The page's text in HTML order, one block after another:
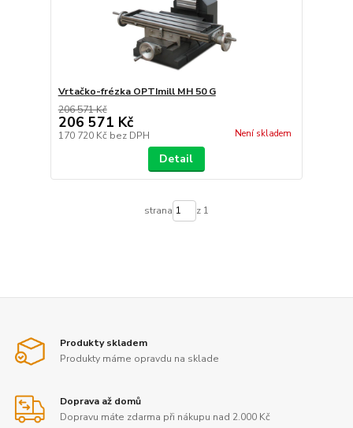
Vrtačko-frézka OPTImill MH 50 G
206 571 Kč
206 571 Kč
170 720 Kč bez DPH Není skladem
Detail
strana z 1
Produkty skladem
Produkty máme opravdu na sklade
Doprava až domů
Dopravu máte zdarma při nákupu nad 2.000 Kč